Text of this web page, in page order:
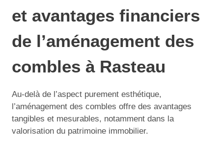
et avantages financiers
de l’aménagement des
combles à Rasteau
Au-delà de l’aspect purement esthétique,
l’aménagement des combles offre des avantages
tangibles et mesurables, notamment dans la
valorisation du patrimoine immobilier.